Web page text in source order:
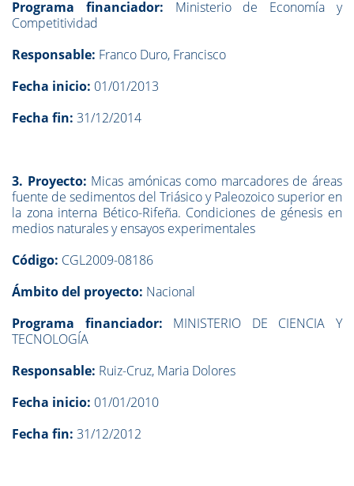
Programa financiador: Ministerio de Economía y
Competitividad
Responsable: Franco Duro, Francisco
Fecha inicio: 01/01/2013
Fecha fin: 31/12/2014
3. Proyecto: Micas amónicas como marcadores de áreas
fuente de sedimentos del Triásico y Paleozoico superior en
la zona interna Bético-Rifeña. Condiciones de génesis en
medios naturales y ensayos experimentales
Código: CGL2009-08186
Ámbito del proyecto: Nacional
Programa financiador: MINISTERIO DE CIENCIA Y
TECNOLOGÍA
Responsable: Ruiz-Cruz, Maria Dolores
Fecha inicio: 01/01/2010
Fecha fin: 31/12/2012